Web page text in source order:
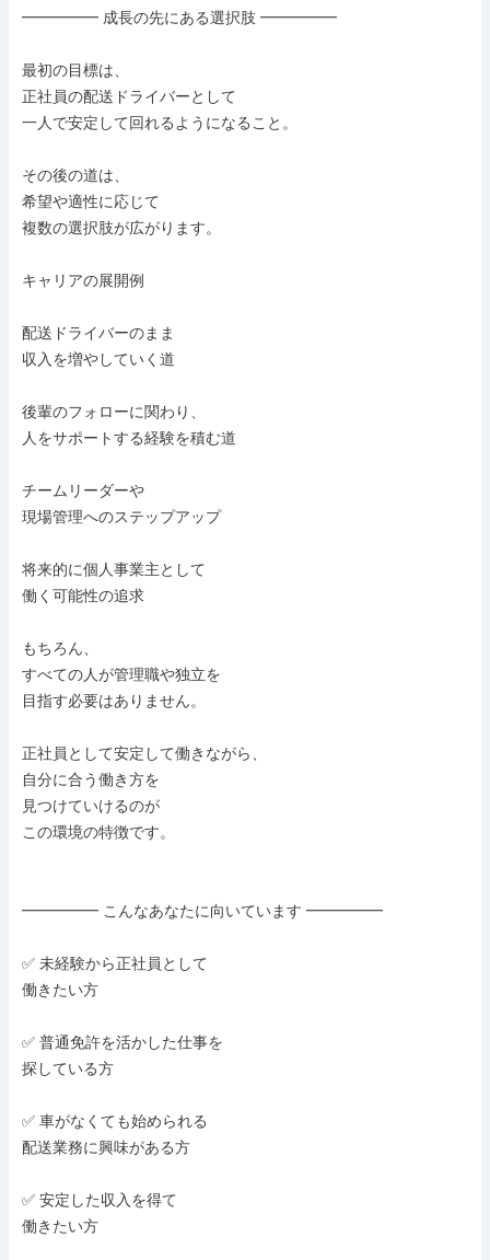
━━━━━ 成長の先にある選択肢 ━━━━━
最初の目標は、
正社員の配送ドライバーとして
一人で安定して回れるようになること。
その後の道は、
希望や適性に応じて
複数の選択肢が広がります。
キャリアの展開例
配送ドライバーのまま
収入を増やしていく道
後輩のフォローに関わり、
人をサポートする経験を積む道
チームリーダーや
現場管理へのステップアップ
将来的に個人事業主として
働く可能性の追求
もちろん、
すべての人が管理職や独立を
目指す必要はありません。
正社員として安定して働きながら、
自分に合う働き方を
見つけていけるのが
この環境の特徴です。
━━━━━ こんなあなたに向いています ━━━━━
✅ 未経験から正社員として
働きたい方
✅ 普通免許を活かした仕事を
探している方
✅ 車がなくても始められる
配送業務に興味がある方
✅ 安定した収入を得て
働きたい方